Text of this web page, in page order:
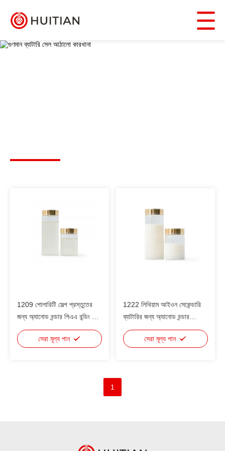
1209 পোলারিটি সেল্প প্রস্তুতের
জন্য অ্যানোড বন্ডার পিএএ বন্ডিং অফ
অ্যানোড অ্যাক্টিভ উপাদান
সেরা মূল্য পান
1222 লিথিয়াম আইওন সেকেন্ডারি
ব্যাটারির জন্য অ্যানোড বন্ডার
এসবিআর বন্ডিং অফ অ্যানোড
অ্যাক্টিভ উপাদানসেরা মূল্য পান
1